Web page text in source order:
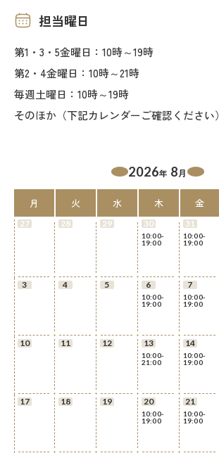
担当曜日
第1・3・5金曜日：10時～19時
第2・4金曜日：10時～21時
毎週土曜日：10時～19時
そのほか（下記カレンダーご確認ください）
2026年 8月
月
27
3
10
17
火
28
4
11
18
水
29
5
12
19
木
30
10:00-
19:00
6
10:00-
19:00
13
10:00-
21:00
20
10:00-
19:00
金
31
10:00-
19:00
7
10:00-
19:00
14
10:00-
19:00
21
10:00-
19:00